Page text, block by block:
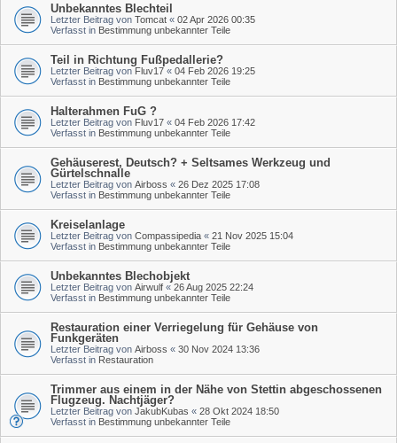
Unbekanntes Blechteil
Letzter Beitrag von Tomcat « 02 Apr 2026 00:35
Verfasst in Bestimmung unbekannter Teile
Teil in Richtung Fußpedallerie?
Letzter Beitrag von Fluv17 « 04 Feb 2026 19:25
Verfasst in Bestimmung unbekannter Teile
Halterahmen FuG ?
Letzter Beitrag von Fluv17 « 04 Feb 2026 17:42
Verfasst in Bestimmung unbekannter Teile
Gehäuserest, Deutsch? + Seltsames Werkzeug und
Gürtelschnalle
Letzter Beitrag von Airboss « 26 Dez 2025 17:08
Verfasst in Bestimmung unbekannter Teile
Kreiselanlage
Letzter Beitrag von Compassipedia « 21 Nov 2025 15:04
Verfasst in Bestimmung unbekannter Teile
Unbekanntes Blechobjekt
Letzter Beitrag von Airwulf « 26 Aug 2025 22:24
Verfasst in Bestimmung unbekannter Teile
Restauration einer Verriegelung für Gehäuse von
Funkgeräten
Letzter Beitrag von Airboss « 30 Nov 2024 13:36
Verfasst in Restauration
Trimmer aus einem in der Nähe von Stettin abgeschossenen
Flugzeug. Nachtjäger?
Letzter Beitrag von JakubKubas « 28 Okt 2024 18:50
Verfasst in Bestimmung unbekannter Teile